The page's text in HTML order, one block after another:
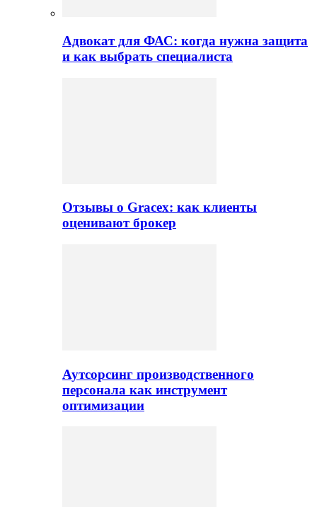
Адвокат для ФАС: когда нужна защита
и как выбрать специалиста
Отзывы о Gracex: как клиенты
оценивают брокер
Аутсорсинг производственного
персонала как инструмент
оптимизации